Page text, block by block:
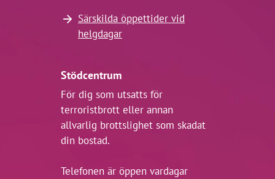
Särskilda öppettider vid
helgdagar
Stödcentrum
För dig som utsatts för
terroristbrott eller annan
allvarlig brottslighet som skadat
din bostad.
Telefonen är öppen vardagar